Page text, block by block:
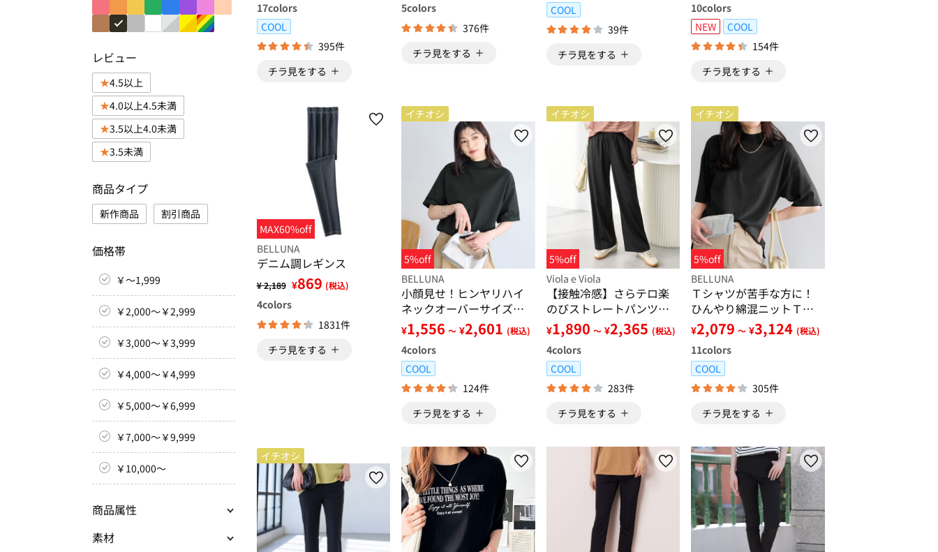
レビュー
4.5以上
4.0以上4.5未満
3.5以上4.0未満
3.5未満
商品タイプ
新作商品 割引商品
価格帯
￥～1,999
￥2,000～￥2,999
￥3,000～￥3,999
￥4,000～￥4,999
￥5,000～￥6,999
￥7,000～￥9,999
￥10,000～
商品属性
素材
17colors
COOL
395件
チラ見をする
5colors
376件
チラ見をする
COOL
39件
チラ見をする
10colors
NEW
COOL
154件
チラ見をする
MAX60%off
BELLUNA
デニム調レギンス
¥ 2,189 ¥869 (税込)
4colors
1831件
チラ見をする
イチオシ
5%off
BELLUNA
小顔見せ！ヒンヤリハイ
ネックオーバーサイズＴ
シャツ
¥1,556 ～ ¥2,601 (税込)
4colors
COOL
124件
チラ見をする
イチオシ
5%off
Viola e Viola
【接触冷感】さらテロ楽
のびストレートパンツ
【選べる２丈】
¥1,890 ～ ¥2,365 (税込)
4colors
COOL
283件
チラ見をする
イチオシ
5%off
BELLUNA
Ｔシャツが苦手な方に！
ひんやり綿混ニットＴ
【選べるデザイン】
¥2,079 ～ ¥3,124 (税込)
11colors
COOL
305件
チラ見をする
イチオシ